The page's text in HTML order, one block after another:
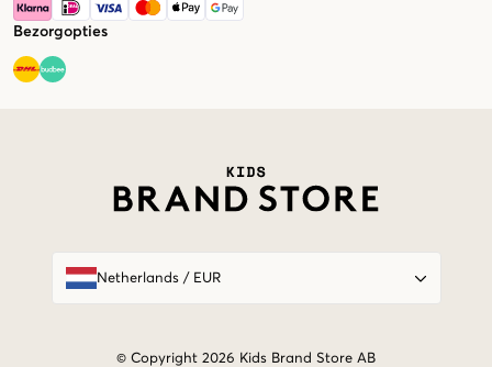
Bezorgopties
Netherlands/ EUR
© Copyright 2026 Kids Brand Store AB